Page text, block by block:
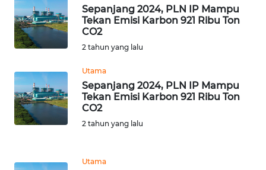
Sepanjang 2024, PLN IP Mampu
Tekan Emisi Karbon 921 Ribu Ton
CO2
2 tahun yang lalu
Utama
Sepanjang 2024, PLN IP Mampu
Tekan Emisi Karbon 921 Ribu Ton
CO2
2 tahun yang lalu
Utama
WN
SULTRA
NTB
WN
SULTENG
SULBAR